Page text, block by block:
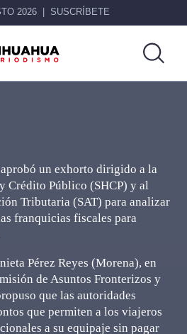
2026 SUSCRÍBETE
un exhorto dirigido a la
Crédito Público (SHCP) y al
Tributaria (SAT) para analizar
franquicias fiscales para
Pérez Reyes (Morena), en
de Asuntos Fronterizos y
que las autoridades
que permiten a los viajeros
a su equipaje sin pagar